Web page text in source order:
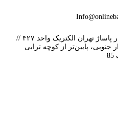
آدرس دفتر: تهران لاله زار پاساژ تهران الکتریک واحد ۴۲۷ //
جنوبی، پایین‌تر از کوچه ترابی